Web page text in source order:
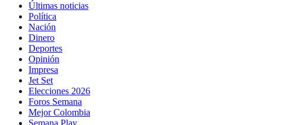
Últimas noticias
Política
Nación
Dinero
Deportes
Opinión
Impresa
Jet Set
Elecciones 2026
Foros Semana
Mejor Colombia